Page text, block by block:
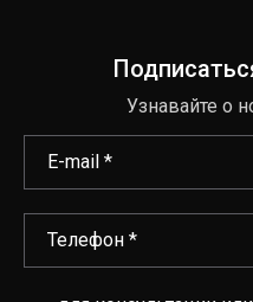
Узнавайте о